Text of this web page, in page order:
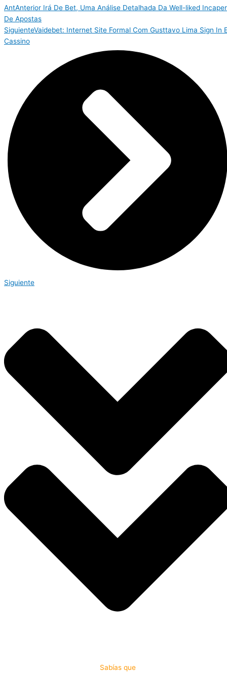
AntAnterior Irá De Bet, Uma Análise Detalhada Da Well-liked
De Apostas
SiguienteVaidebet: Internet Site Formal Com Gusttavo Lima Sign In
Cassino
Siguiente
Sabías que